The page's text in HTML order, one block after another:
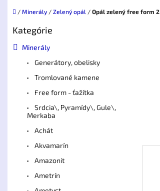
Domov
/ Minerály / Zelený opál / Opál zelený free form 2
Preskočiť
Kategórie
Minerály
Generátory, obelisky
Tromlované kamene
Free form - ťažítka
Srdcia\, Pyramídy\, Gule\,
Merkaba
Achát
Akvamarín
Amazonit
Ametrín